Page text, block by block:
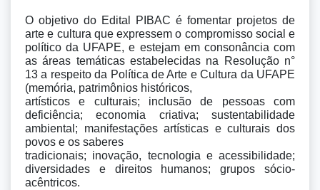
O objetivo do Edital PIBAC é fomentar projetos de
arte e cultura que expressem o compromisso social e
político da UFAPE, e estejam em consonância com
as áreas temáticas estabelecidas na Resolução n°
13 a respeito da Política de Arte e Cultura da UFAPE
(memória, patrimônios históricos,
artísticos e culturais; inclusão de pessoas com
deficiência; economia criativa; sustentabilidade
ambiental; manifestações artísticas e culturais dos
povos e os saberes
tradicionais; inovação, tecnologia e acessibilidade;
diversidades e direitos humanos; grupos sócio-
acêntricos.